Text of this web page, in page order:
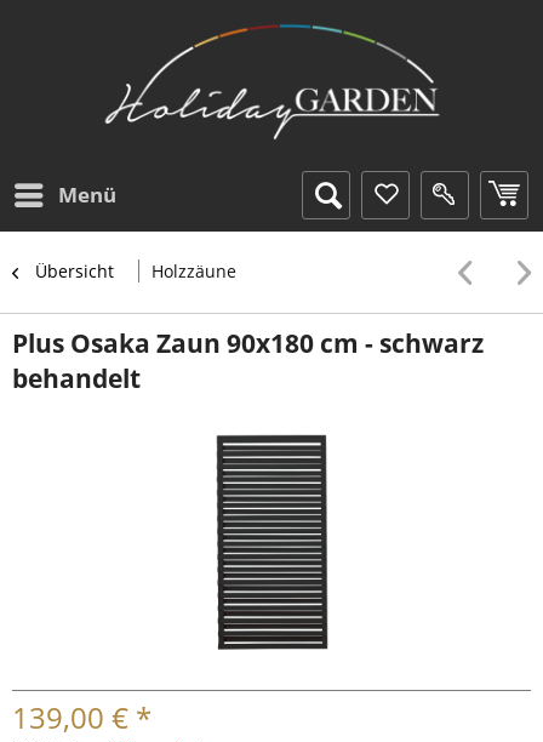
Menü
Übersicht Holzzäune
Plus Osaka Zaun 90x180 cm - schwarz
behandelt
139,00 € *